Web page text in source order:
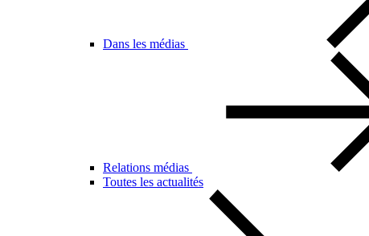
Dans les médias
Relations médias
Toutes les actualités